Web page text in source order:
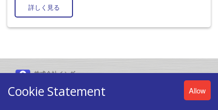
詳しく見る
株式会社イシダ
Cookie Statement Allow